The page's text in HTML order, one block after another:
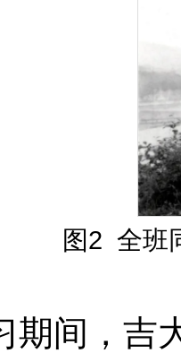
图2 全班
期间，吉